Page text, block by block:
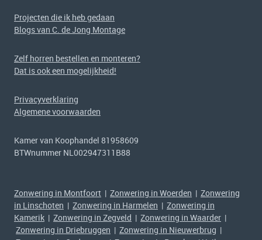
Projecten die ik heb gedaan
Blogs van C. de Jong Montage
Zelf horren bestellen en monteren?
Dat is ook een mogelijkheid!
Privacyverklaring
Algemene voorwaarden
Kamer van Koophandel 81958609
BTWnummer NL002947311B88
Zonwering in Montfoort | Zonwering in Woerden | Zonwering
in Linschoten | Zonwering in Harmelen | Zonwering in
Kamerik | Zonwering in Zegveld | Zonwering in Waarder |
Zonwering in Driebruggen | Zonwering in Nieuwerbrug |